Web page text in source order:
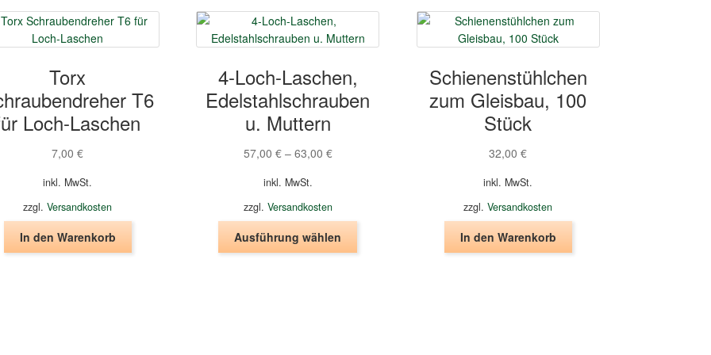
Torx
T6
Loch-Laschen
7,00€
inkl. MwSt.
zzgl.Versandkosten
In den Warenkorb
4-Loch-Laschen,
Edelstahlschrauben
u. Muttern
57,00 €– 63,00 €
inkl. MwSt.
zzgl. Versandkosten
Ausführung wählen
Schienenstühlchen
zum Gleisbau, 100
Stück
32,00€
inkl. MwSt.
zzgl.Versandkosten
In den Warenkorb